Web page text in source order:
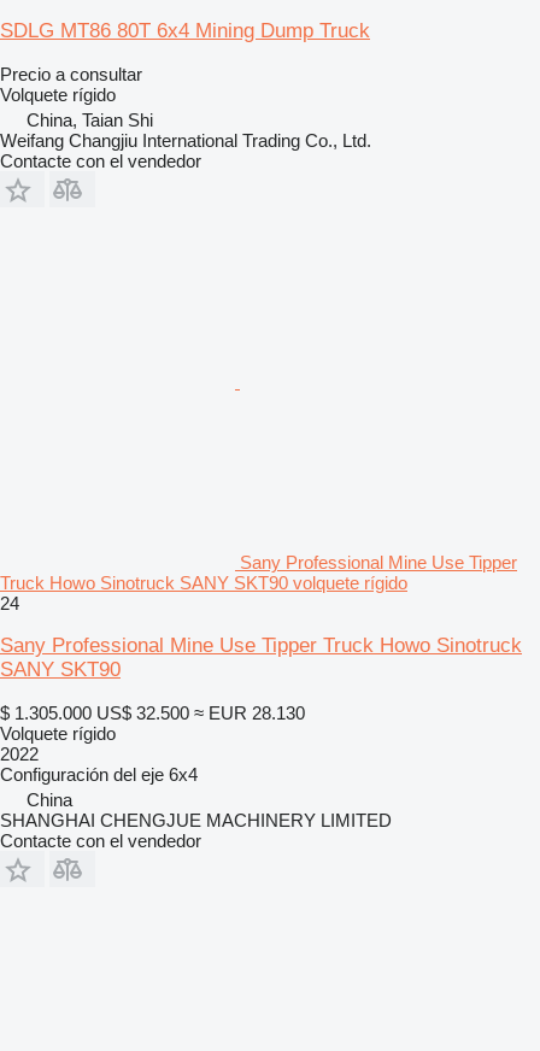
SDLG MT86 80T 6x4 Mining Dump Truck
Precio a consultar
Volquete rígido
China, Taian Shi
Weifang Changjiu International Trading Co., Ltd.
Contacte con el vendedor
Sany Professional Mine Use Tipper
Truck Howo Sinotruck SANY SKT90 volquete rígido
24
Sany Professional Mine Use Tipper Truck Howo Sinotruck
SANY SKT90
$ 1.305.000 US$ 32.500 ≈ EUR 28.130
Volquete rígido
2022
Configuración del eje 6x4
China
SHANGHAI CHENGJUE MACHINERY LIMITED
Contacte con el vendedor